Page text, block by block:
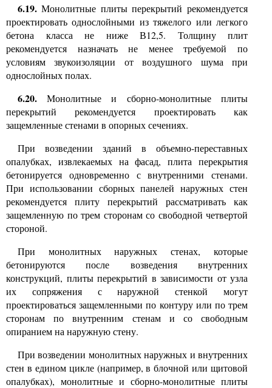
6.19.Монолитные плиты перекрытий рекомендуется
проектировать однослойными из тяжелого или легкого
бетона класса не ниже В12,5. Толщину плит
рекомендуется назначать не менее требуемой по
условиям звукоизоляции от воздушного шума при
однослойных полах.
6.20.Монолитные и сборно-монолитные плиты
перекрытий рекомендуется проектировать как
защемленные стенами в опорных сечениях.
При возведении зданий в объемно-переставных
опалубках, извлекаемых на фасад, плита перекрытия
бетонируется одновременно с внутренними стенами.
При использовании сборных панелей наружных стен
рекомендуется плиту перекрытий рассматривать как
защемленную по трем сторонам со свободной четвертой
стороной.
При монолитных наружных стенах, которые
бетонируются после возведения внутренних
конструкций, плиты перекрытий в зависимости от узла
их сопряжения с наружной стенкой могут
проектироваться защемленными по контуру или по трем
сторонам по внутренним стенам и со свободным
опиранием на наружную стену.
При возведении монолитных наружных и внутренних
стен в едином цикле (например, в блочной или щитовой
опалубках), монолитные и сборно-монолитные плиты